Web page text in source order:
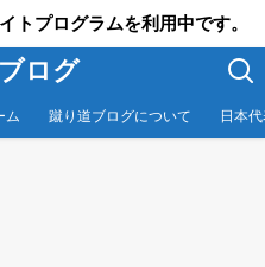
トプログラムを利用中です。
ログ
ム 蹴り道ブログについて 日本